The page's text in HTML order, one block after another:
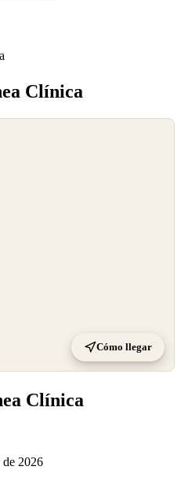
Clínica
Cómo llegar
Clínica
2026